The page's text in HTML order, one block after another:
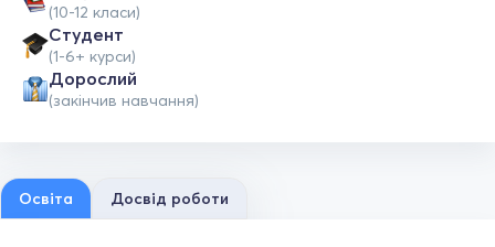
(10-12 класи)
Студент
(1-6+ курси)
Дорослий
(закінчив навчання)
Освіта Досвід роботи